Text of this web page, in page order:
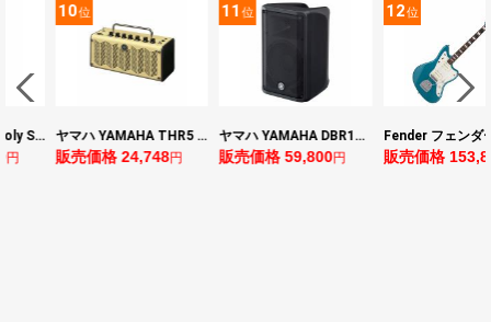
BOSS ボス XS-1 Poly Shifter ギターエフェクター ピッチシフター
円
10位
ヤマハ YAMAHA THR5 コンパクトギターアンプ 小型アンプ
販売価格 24,748円
11位
ヤマハ YAMAHA DBR10 パワードスピーカー
販売価格 59,800円
12位
販売価格